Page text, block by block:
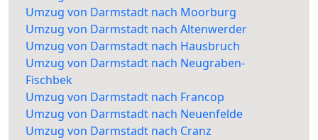
Umzug von Darmstadt nach Moorburg
Umzug von Darmstadt nach Altenwerder
Umzug von Darmstadt nach Hausbruch
Umzug von Darmstadt nach Neugraben-
Fischbek
Umzug von Darmstadt nach Francop
Umzug von Darmstadt nach Neuenfelde
Umzug von Darmstadt nach Cranz